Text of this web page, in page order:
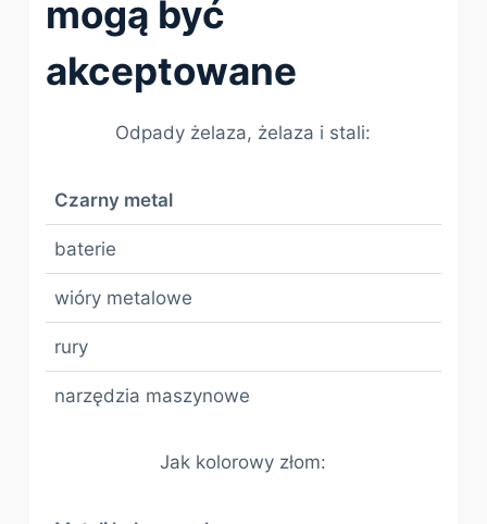
mogą być
akceptowane
Odpady żelaza, żelaza i stali:
Czarny metal
baterie
wióry metalowe
rury
narzędzia maszynowe
Jak kolorowy złom: